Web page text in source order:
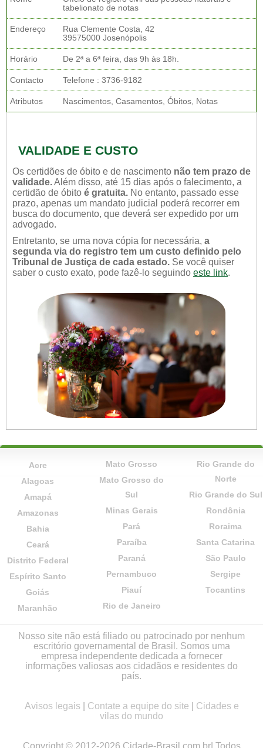
tabelionato de notas
Endereço
Rua Clemente Costa, 42
39575000 Josenópolis
Horário De 2ª a 6ª feira, das 9h às 18h.
Contacto Telefone : 3736-9182
Atributos Nascimentos, Casamentos, Óbitos, Notas
VALIDADE E CUSTO
Os certidões de óbito e de nascimento não tem prazo de
validade.Além disso, até 15 dias após o falecimento, a
certidão de óbito é gratuita. No entanto, passado esse
prazo, apenas um mandato judicial poderá recorrer em
busca do documento, que deverá ser expedido por um
advogado.
Entretanto, se uma nova cópia for necessária, a
segunda via do registro tem um custo definido pelo
Tribunal de Justiça de cada estado. Se você quiser
saber o custo exato, pode fazê-lo seguindo este link.
Acre
Alagoas
Amapá
Amazonas
Bahia
Ceará
Distrito Federal
Espírito Santo
Goiás
Maranhão
Mato Grosso
Mato Grosso do
Sul
Minas Gerais
Pará
Paraíba
Paraná
Pernambuco
Piauí
Rio de Janeiro
Rio Grande do
Norte
Rio Grande do Sul
Rondônia
Roraima
Santa Catarina
São Paulo
Sergipe
Tocantins
Nosso site não está filiado ou patrocinado por nenhum
escritório governamental de Brasil. Somos uma
empresa independente dedicada a fornecer
informações valiosas aos cidadãos e residentes do
país.
Avisos legais Contate a equipe do site
Cidades e
vilas do mundo